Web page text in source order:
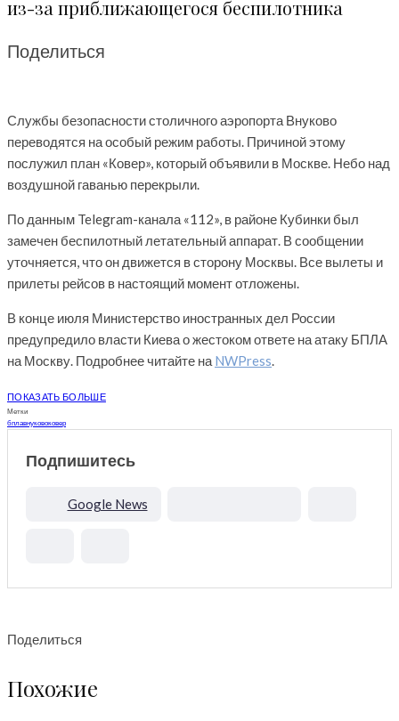
из-за приближающегося беспилотника
Поделиться
Службы безопасности столичного аэропорта Внуково
переводятся на особый режим работы. Причиной этому
послужил план «Ковер», который объявили в Москве. Небо над
воздушной гаванью перекрыли.
По данным Telegram-канала «112», в районе Кубинки был
замечен беспилотный летательный аппарат. В сообщении
уточняется, что он движется в сторону Москвы. Все вылеты и
прилеты рейсов в настоящий момент отложены.
В конце июля Министерство иностранных дел России
предупредило власти Киева о жестоком ответе на атаку БПЛА
на Москву. Подробнее читайте на NWPress.
ПОКАЗАТЬ БОЛЬШЕ
Метки
бплавнуковоковер
Подпишитесь
Google News
Поделиться
Похожие